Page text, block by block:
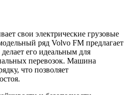
свои электрические грузовые
ряд Volvo FM предлагает
его идеальным для
перевозок. Машина
что позволяет